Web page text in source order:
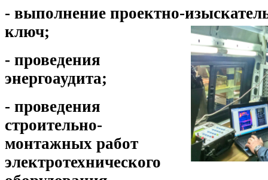
- выполнение проектно-
ключ;
- проведения
энергоаудита;
- проведения
строительно-
монтажных работ
электротехнического